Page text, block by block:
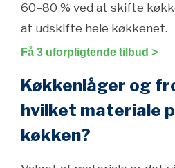
60–80 % ved at skifte
at udskifte hele køkkenet.
Få 3 uforpligtende tilbud >
Køkkenlåger og
hvilket materiale
køkken?